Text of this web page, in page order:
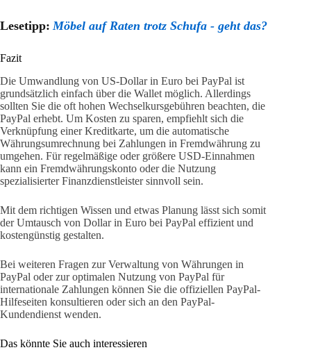
Lesetipp: Möbel auf Raten trotz Schufa - geht das?
Fazit
Die Umwandlung von US-Dollar in Euro bei PayPal ist
grundsätzlich einfach über die Wallet möglich. Allerdings
sollten Sie die oft hohen Wechselkursgebühren beachten, die
PayPal erhebt. Um Kosten zu sparen, empfiehlt sich die
Verknüpfung einer Kreditkarte, um die automatische
Währungsumrechnung bei Zahlungen in Fremdwährung zu
umgehen. Für regelmäßige oder größere USD-Einnahmen
kann ein Fremdwährungskonto oder die Nutzung
spezialisierter Finanzdienstleister sinnvoll sein.
Mit dem richtigen Wissen und etwas Planung lässt sich somit
der Umtausch von Dollar in Euro bei PayPal effizient und
kostengünstig gestalten.
Bei weiteren Fragen zur Verwaltung von Währungen in
PayPal oder zur optimalen Nutzung von PayPal für
internationale Zahlungen können Sie die offiziellen PayPal-
Hilfeseiten konsultieren oder sich an den PayPal-
Kundendienst wenden.
Das könnte Sie auch interessieren